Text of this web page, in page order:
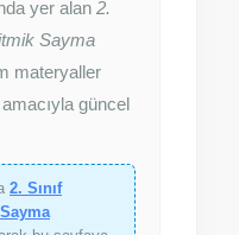
yer alan 2.
Sayma
materyaller
güncel
2. Sınıf